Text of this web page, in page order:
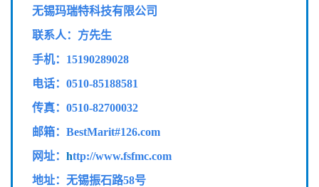
无锡玛瑞特科技有限公司
联系人：方先生
手机：15190289028
电话：0510-85188581
传真： 0510-82700032
邮箱：BestMarit#126.com
网址： http://www.fsfmc.com
地址：无锡振石路58号